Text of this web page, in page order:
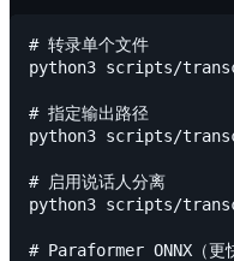
# 转录单个文件
python3 scripts/
# 指定输出路径
python3 scripts/
# 启用说话人分离
python3 scripts/
# Paraformer ONNX（